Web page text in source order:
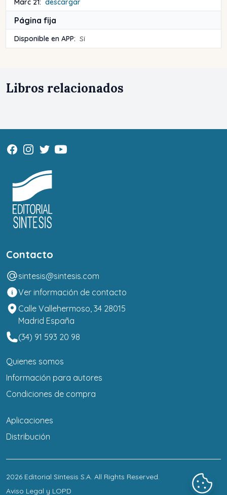
Página fija
Disponible en APP: Sí
Libros relacionados
Contacto
sintesis@sintesis.com
Ver información de contacto
Calle Vallehermoso, 34 28015
Madrid España
(34) 91 593 20 98
Quienes somos
Información para autores
Condiciones de compra
Aplicaciones
Distribución
2026 Editorial Síntesis S.A . All Rights Reserved.
Aviso Legal y LOPD